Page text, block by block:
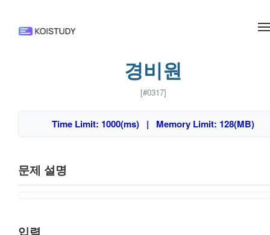
경비원
[#0317]
Time Limit: 1000(ms) | Memory Limit: 128(MB)
문제 설명
입력